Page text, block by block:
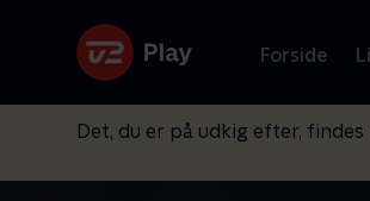
Forside
Det, du er på udkig efter,